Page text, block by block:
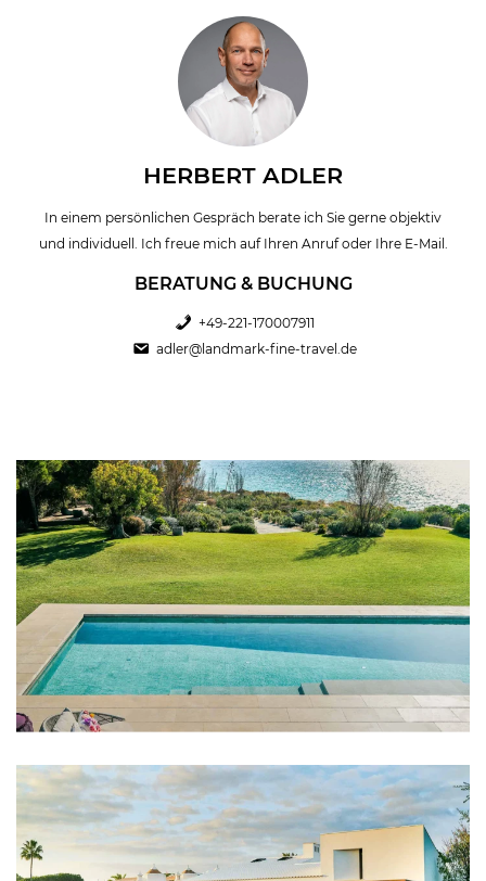
HERBERT ADLER
In einem persönlichen Gespräch berate ich Sie gerne objektiv
und individuell. Ich freue mich auf Ihren Anruf oder Ihre E-Mail.
BERATUNG & BUCHUNG
+49-221-170007911
adler@landmark-fine-travel.de